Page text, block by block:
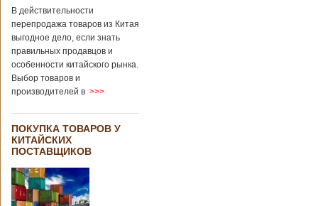
В действительности
перепродажа товаров из Китая
выгодное дело, если знать
правильных продавцов и
особенности китайского рынка.
Выбор товаров и
производителей в >>>
ПОКУПКА ТОВАРОВ У
КИТАЙСКИХ
ПОСТАВЩИКОВ